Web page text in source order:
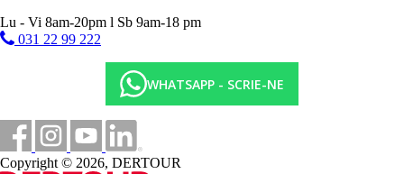
fitness
snorkeling
1 lectie introductiva de scufundari in piscina
Activitati sportive contra cost
sporturi acvatice pe plaja
scufundari
golf (3 km de hotel)
Lu - Vi 8am-20pm l Sb 9am-18 pm
031 22 99 222
WHATSAPP - SCRIE-NE
Copyright © 2026, DERTOUR